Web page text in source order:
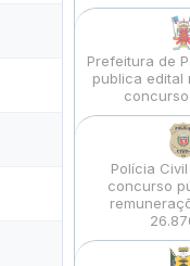
Prefeitura de
publica edital
Polícia
concurso